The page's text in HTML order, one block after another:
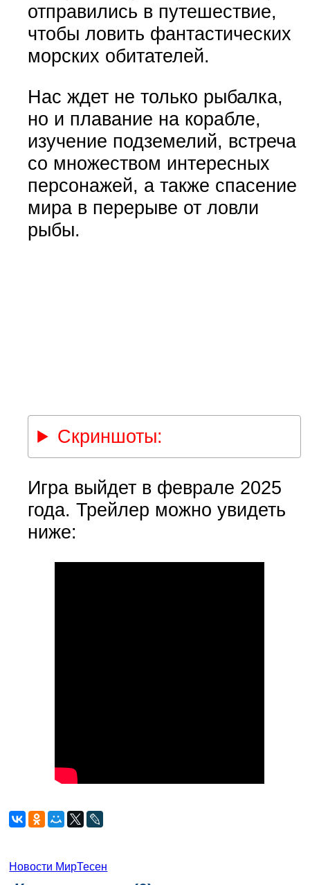
отправились в путешествие,
чтобы ловить фантастических
морских обитателей.
Нас ждет не только рыбалка,
но и плавание на корабле,
изучение подземелий, встреча
со множеством интересных
персонажей, а также спасение
мира в перерыве от ловли
рыбы.
Скриншоты:
Игра выйдет в феврале 2025
года. Трейлер можно увидеть
ниже:
Новости МирТесен